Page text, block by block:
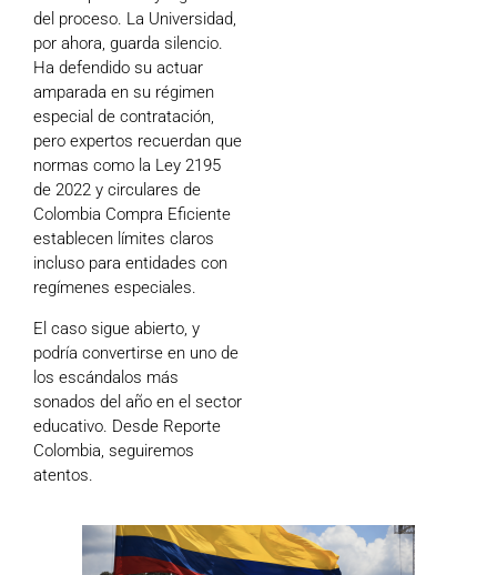
del proceso. La Universidad,
por ahora, guarda silencio.
Ha defendido su actuar
amparada en su régimen
especial de contratación,
pero expertos recuerdan que
normas como la Ley 2195
de 2022 y circulares de
Colombia Compra Eficiente
establecen límites claros
incluso para entidades con
regímenes especiales.
El caso sigue abierto, y
podría convertirse en uno de
los escándalos más
sonados del año en el sector
educativo. Desde Reporte
Colombia, seguiremos
atentos.